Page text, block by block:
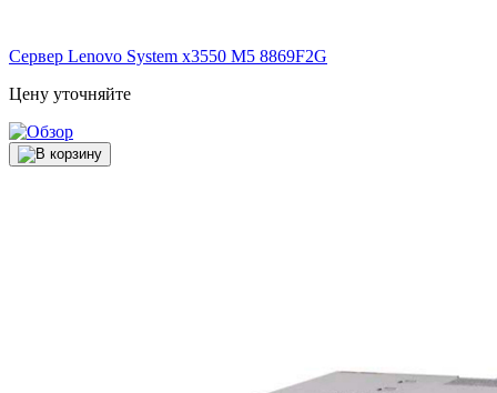
Сервер Lenovo System x3550 M5 8869F2G
Цену уточняйте